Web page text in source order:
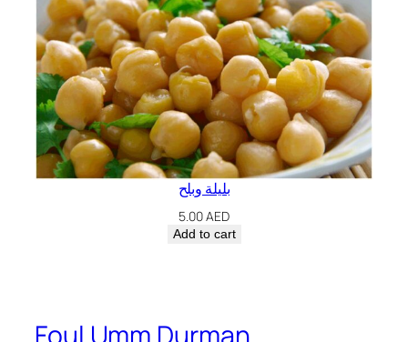
بليلة وبلح
5.00AED
Add to cart